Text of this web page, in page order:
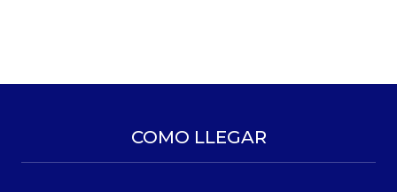
COMO LLEGAR